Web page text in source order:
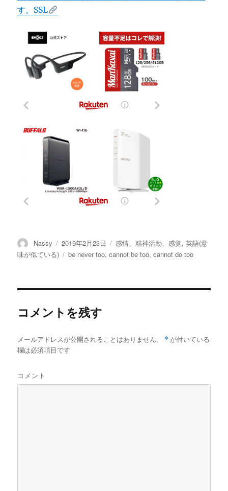
す。SSL
投
稿
Nassy
投
稿
2019年2月23日
カ
テ
感情、精神活動、感覚,英語(意
味が似ている)
タ
be never too,cannot be too,cannot do too
コメントを残す
メールアドレスが公開されることはありません。 *が付いている
欄は必須項目です
コメント